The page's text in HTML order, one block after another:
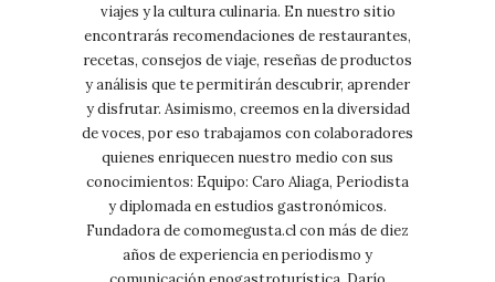
viajes y la cultura culinaria. En nuestro sitio
encontrarás recomendaciones de restaurantes,
recetas, consejos de viaje, reseñas de productos
y análisis que te permitirán descubrir, aprender
y disfrutar. Asimismo, creemos en la diversidad
de voces, por eso trabajamos con colaboradores
quienes enriquecen nuestro medio con sus
conocimientos: Equipo: Caro Aliaga, Periodista
y diplomada en estudios gastronómicos.
Fundadora de comomegusta.cl con más de diez
años de experiencia en periodismo y